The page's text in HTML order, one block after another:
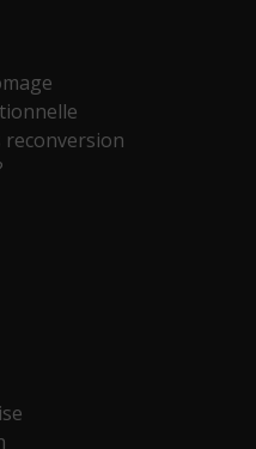
reconversion